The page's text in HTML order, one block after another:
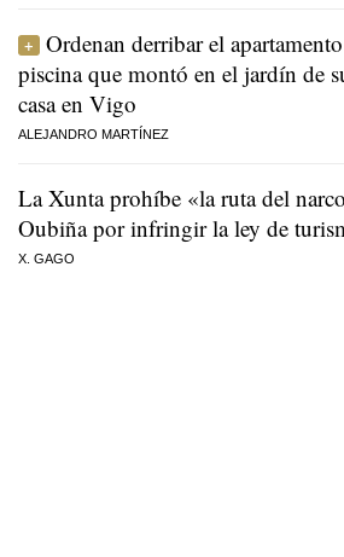
Ordenan derribar el
piscina que montó en el jardín de
casa en Vigo
ALEJANDRO MARTÍNEZ
La Xunta prohíbe «la ruta del
Oubiña por infringir la ley de
X. GAGO